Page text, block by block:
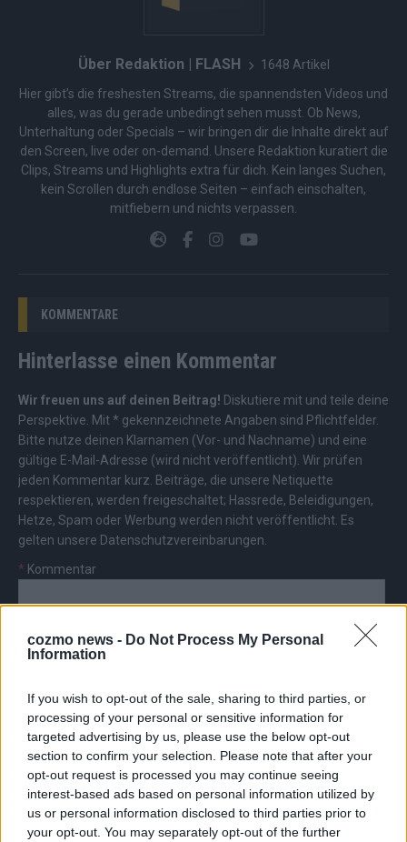
cozmo news - Do Not Process My Personal
Information
If you wish to opt-out of the sale, sharing to third parties, or
processing of your personal or sensitive information for
targeted advertising by us, please use the below opt-out
section to confirm your selection. Please note that after your
opt-out request is processed you may continue seeing
interest-based ads based on personal information utilized by
us or personal information disclosed to third parties prior to
your opt-out. You may separately opt-out of the further
Über Redaktion | FLASH 1648 Artikel
Hier gibt’s die freshesten Streams, die spannendsten Videos und
alles, was du gerade unbedingt sehen musst. Ob News,
Unterhaltung oder Specials – wir bringen dir die Inhalte direkt auf
den Screen, live oder on-demand. Unsere Redaktion kuratiert die
Clips, Streams und Highlights extra für dich. Kein langes Suchen,
kein Scrollen durch endlose Seiten – einfach einschalten,
mitfiebern und nichts verpassen.
KOMMENTARE
Hinterlasse einen Kommentar
Wir freuen uns auf deinen Beitrag! Diskutiere mit und teile deine
Perspektive. Mit * gekennzeichnete Angaben sind Pflichtfelder.
Bitte nutze deinen Klarnamen (Vor- und Nachname) und eine
gültige E-Mail-Adresse (wird nicht veröffentlicht). Wir prüfen
jeden Kommentar kurz. Beiträge, die unsere Netiquette
respektieren, werden freigeschaltet; Hassrede, Beleidigungen,
Hetze, Spam oder Werbung werden nicht veröffentlicht. Es
gelten unsere Datenschutzvereinbarungen
* Kommentar
Vor- und Nachname
E-Mail